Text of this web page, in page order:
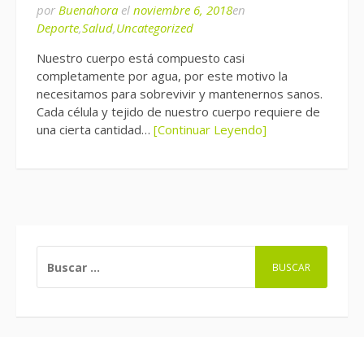
por Buenahora el noviembre 6, 2018en
Deporte,Salud,Uncategorized
Nuestro cuerpo está compuesto casi
completamente por agua, por este motivo la
necesitamos para sobrevivir y mantenernos sanos.
Cada célula y tejido de nuestro cuerpo requiere de
una cierta cantidad… [Continuar Leyendo]